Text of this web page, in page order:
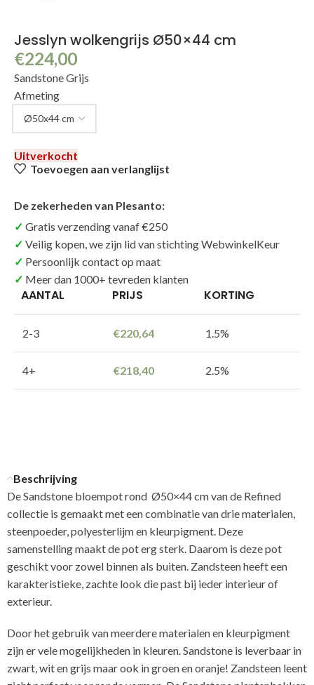
Jesslyn wolkengrijs Ø50×44 cm
€224,00
Sandstone Grijs
Afmeting
Uitverkocht
Toevoegen aan verlanglijst
De zekerheden van Plesanto:
Gratis verzending vanaf €250
Veilig kopen, we zijn lid van stichting WebwinkelKeur
Persoonlijk contact op maat
Meer dan 1000+ tevreden klanten
AANTAL PRIJS KORTING
2-3 €220,64 1.5%
4+ €218,40 2.5%
Beschrijving
De Sandstone bloempot rond Ø50×44 cm van de Refined
collectie is gemaakt met een combinatie van drie materialen,
steenpoeder, polyesterlijm en kleurpigment. Deze
samenstelling maakt de pot erg sterk. Daarom is deze pot
geschikt voor zowel binnen als buiten. Zandsteen heeft een
karakteristieke, zachte look die past bij ieder interieur of
exterieur.
Door het gebruik van meerdere materialen en kleurpigment
zijn er vele mogelijkheden in kleuren. Sandstone is leverbaar in
zwart, wit en grijs maar ook in groen en oranje! Zandsteen leent